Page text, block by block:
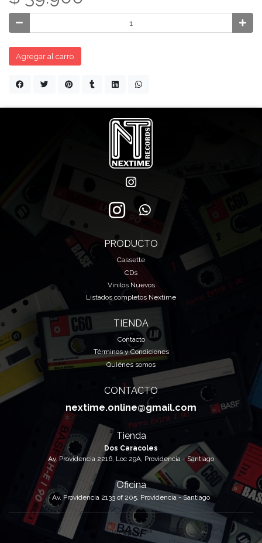
Agregar al carro
PRODUCTO
Cassette
CDs
Vinilos Nuevos
Listados completos Nextime
TIENDA
Contacto
Términos y Condiciones
Quiénes somos
CONTACTO
nextime.online@gmail.com
Tienda
Dos Caracoles
Av. Providencia 2216, Loc 29A, Providencia - Santiago
Oficina
Av. Providencia 2133 of 205, Providencia - Santiago